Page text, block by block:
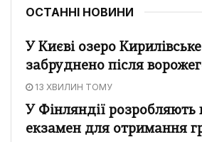
ОСТАННІ НОВИНИ
У Києві озеро
забруднено після
13 ХВИЛИН ТОМУ
У Фінляндії розробляють
екзамен для отримання